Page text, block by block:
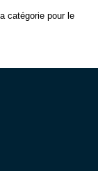
catégorie pour le